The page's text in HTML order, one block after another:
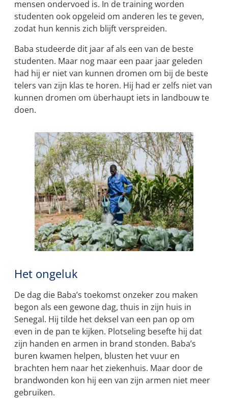
mensen ondervoed is. In de training worden
studenten ook opgeleid om anderen les te geven,
zodat hun kennis zich blijft verspreiden.
Baba studeerde dit jaar af als een van de beste
studenten. Maar nog maar een paar jaar geleden
had hij er niet van kunnen dromen om bij de beste
telers van zijn klas te horen. Hij had er zelfs niet van
kunnen dromen om überhaupt iets in landbouw te
doen.
Het ongeluk
De dag die Baba’s toekomst onzeker zou maken
begon als een gewone dag, thuis in zijn huis in
Senegal. Hij tilde het deksel van een pan op om
even in de pan te kijken. Plotseling besefte hij dat
zijn handen en armen in brand stonden. Baba’s
buren kwamen helpen, blusten het vuur en
brachten hem naar het ziekenhuis. Maar door de
brandwonden kon hij een van zijn armen niet meer
gebruiken.